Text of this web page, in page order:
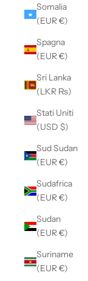
Somalia
(EUR €)
Spagna
(EUR €)
Sri Lanka
(LKR ₨)
Stati Uniti
(USD $)
Sud Sudan
(EUR €)
Sudafrica
(EUR €)
Sudan
(EUR €)
Suriname
(EUR €)